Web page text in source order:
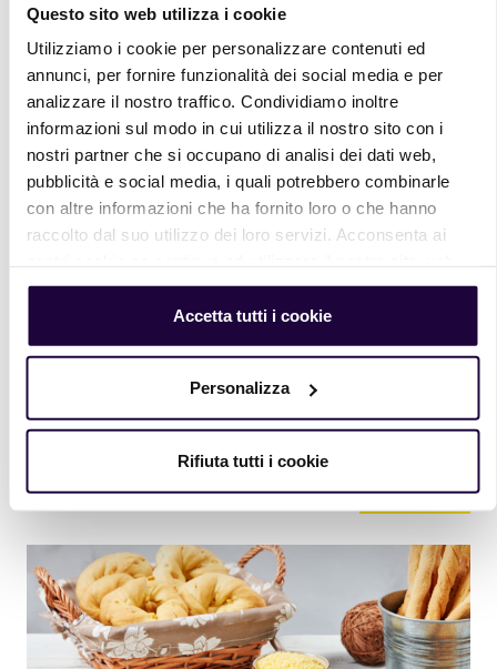
Questo sito web utilizza i cookie
Utilizziamo i cookie per personalizzare contenuti ed
annunci, per fornire funzionalità dei social media e per
analizzare il nostro traffico. Condividiamo inoltre
informazioni sul modo in cui utilizza il nostro sito con i
nostri partner che si occupano di analisi dei dati web,
pubblicità e social media, i quali potrebbero combinarle
con altre informazioni che ha fornito loro o che hanno
raccolto dal suo utilizzo dei loro servizi. Acconsenta ai
Accetta tutti i cookie
Personalizza
Rifiuta tutti i cookie
Leggidi più
Leggidi più